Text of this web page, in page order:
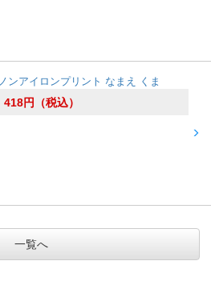
ノンアイロンプリント なまえ くま
418円 （税込）
一覧へ